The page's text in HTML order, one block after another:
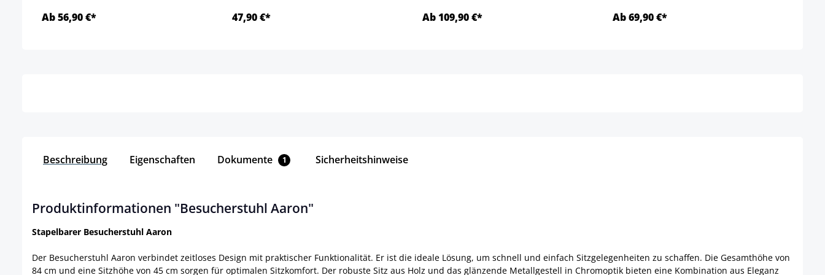
Ab 56,90 €* 47,90 €* Ab 109,90 €* Ab 69,90 €*
Beschreibung Eigenschaften Dokumente 1 Sicherheitshinweise
Produktinformationen "Besucherstuhl Aaron"
Stapelbarer Besucherstuhl Aaron
Der Besucherstuhl Aaron verbindet zeitloses Design mit praktischer Funktionalität. Er ist die ideale Lösung, um schnell und einfach Sitzgelegenheiten zu schaffen. Die Gesamthöhe von
84 cm und eine Sitzhöhe von 45 cm sorgen für optimalen Sitzkomfort. Der robuste Sitz aus Holz und das glänzende Metallgestell in Chromoptik bieten eine Kombination aus Eleganz